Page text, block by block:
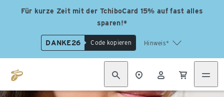
Für kurze Zeit mit der TchiboCard 15% auf fast alles
sparen!*
DANKE26 Code kopieren Hinweis*